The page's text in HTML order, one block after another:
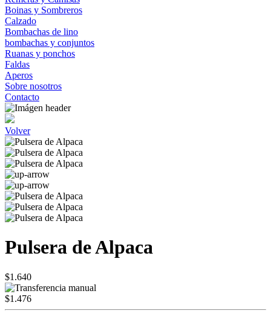
Boinas y Sombreros
Calzado
Bombachas de lino
bombachas y conjuntos
Ruanas y ponchos
Faldas
Aperos
Sobre nosotros
Contacto
Volver
Pulsera de Alpaca
$1.640
$1.476